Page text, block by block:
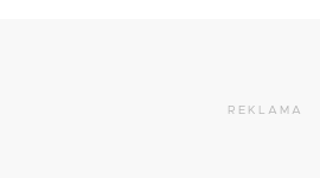
REKLAMA